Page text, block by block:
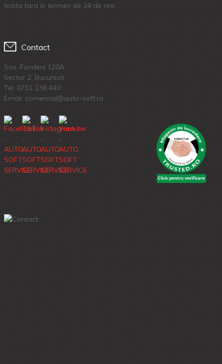
toata tara in termen de 24 de ore.
Contact
Sos. Fundeni 120A
Sector 2, Bucuresti
Tel: 0751 136 440
Email: comercial@auto-soft.ro